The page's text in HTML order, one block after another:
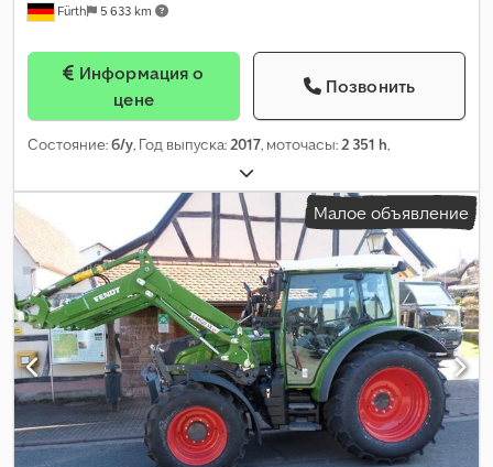
Fürth 5 633 km
цене
Позвонить
Состояние:б/у, Год выпуска:2017, моточасы:2 351 h,
Малое объявление